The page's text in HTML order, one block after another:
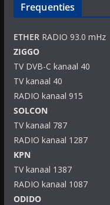
Frequenties
ETHERRADIO 93.0 mHz
ZIGGO
TV DVB-C kanaal 40
TV kanaal 40
RADIO kanaal 915
SOLCON
TV kanaal 787
RADIO kanaal 1287
KPN
TV kanaal 1387
RADIO kanaal 1087
ODIDO